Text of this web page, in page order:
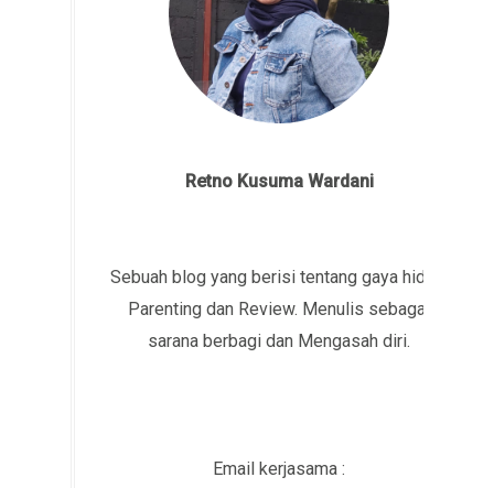
Retno Kusuma Wardani
Sebuah blog yang berisi tentang gaya hidup,
Parenting dan Review. Menulis sebagai
sarana berbagi dan Mengasah diri.
Email kerjasama :